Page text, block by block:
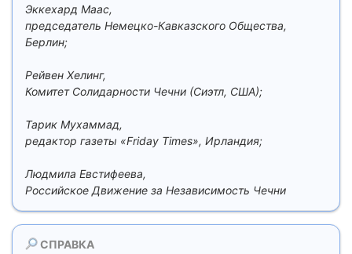
Эккехард Маас,
председатель Немецко-Кавказского Общества,
Берлин;
Рейвен Хелинг,
Комитет Солидарности Чечни (Сиэтл, США);
Тарик Мухаммад,
редактор газеты «Friday Times», Ирландия;
Людмила Евстифеева,
Российское Движение за Независимость Чечни
СПРАВКА